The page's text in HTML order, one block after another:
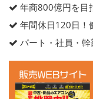
年商800億円を目
年間休日120日！
パート・社員・